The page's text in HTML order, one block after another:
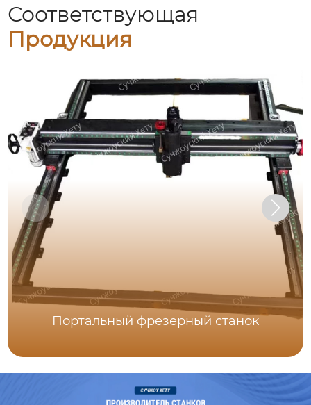
Соответствующая
Продукция
Портальный фрезерный станок